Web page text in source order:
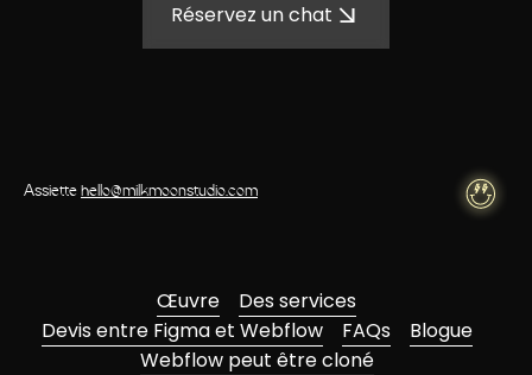
Réservez un chat
Assiettehello@milkmoonstudio.com
Œuvre
Des services
Devis entre Figma et Webflow
FAQs
Blogue
Webflow peut être cloné